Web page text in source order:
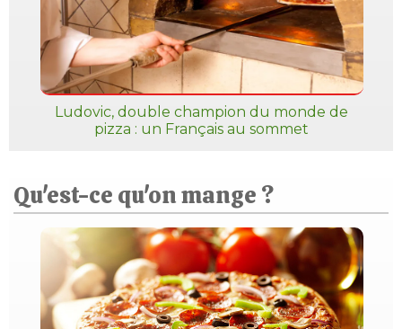
Ludovic, double champion du monde de
pizza : un Français au sommet
Qu'est-ce qu'on mange ?